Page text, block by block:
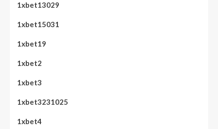
1xbet13029
1xbet15031
1xbet19
1xbet2
1xbet3
1xbet3231025
1xbet4